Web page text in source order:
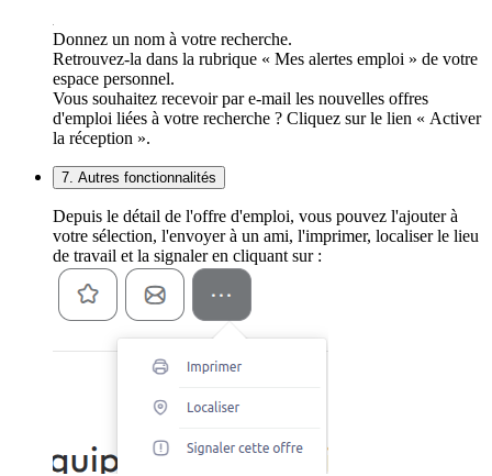
Donnez un nom à votre recherche.
Retrouvez-la dans la rubrique « Mes alertes emploi » de votre
espace personnel.
Vous souhaitez recevoir par e-mail les nouvelles offres
d'emploi liées à votre recherche ? Cliquez sur le lien « Activer
la réception ».
7. Autres fonctionnalités
Depuis le détail de l'offre d'emploi, vous pouvez l'ajouter à
votre sélection, l'envoyer à un ami, l'imprimer, localiser le lieu
de travail et la signaler en cliquant sur :